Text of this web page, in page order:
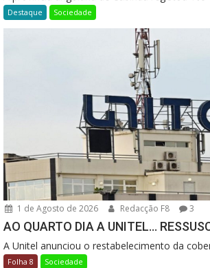
Destaque Sociedade
1 de Agosto de 2026 Redacção F8 3
AO QUARTO DIA A UNITEL…
A Unitel anunciou o restabelecimento da
Folha 8 Sociedade